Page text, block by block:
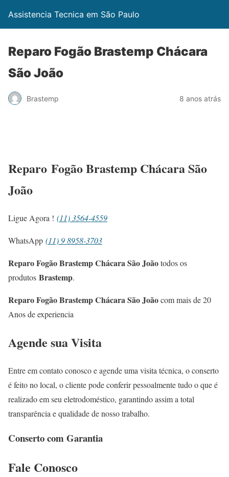
Assistencia Tecnica em São Paulo
Reparo Fogão Brastemp Chácara
São João
Brastemp 8 anos atrás
Reparo Fogão Brastemp Chácara São
João
Ligue Agora ! (11) 3564-4559
WhatsApp (11) 9 8958-3703
Reparo Fogão Brastemp Chácara São Joãotodos os
produtos Brastemp.
Reparo Fogão Brastemp Chácara São Joãocom mais de 20
Anos de experiencia
Agende sua Visita
Entre em contato conosco e agende uma visita técnica, o conserto
é feito no local, o cliente pode conferir pessoalmente tudo o que é
realizado em seu eletrodoméstico, garantindo assim a total
transparência e qualidade de nosso trabalho.
Conserto com Garantia
Fale Conosco